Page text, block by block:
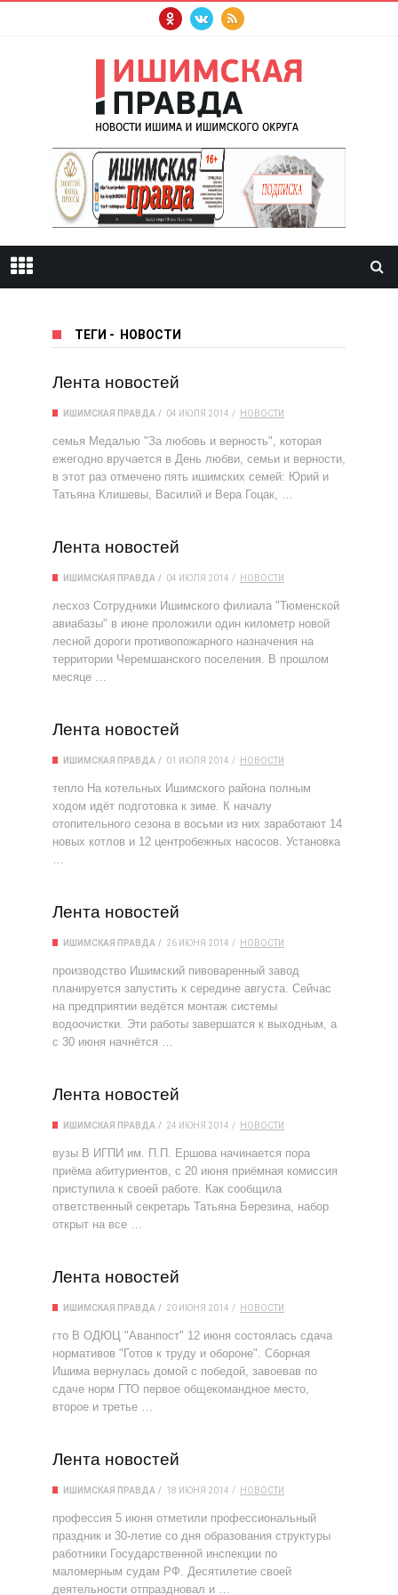
ТЕГИ - НОВОСТИ
Лента новостей
ИШИМСКАЯ ПРАВДА 04 ИЮЛЯ 2014 НОВОСТИ
семья Медалью "За любовь и верность", которая
ежегодно вручается в День любви, семьи и верности,
в этот раз отмечено пять ишимских семей: Юрий и
Татьяна Клишевы, Василий и Вера Гоцак, …
Лента новостей
ИШИМСКАЯ ПРАВДА 04 ИЮЛЯ 2014 НОВОСТИ
лесхоз Сотрудники Ишимского филиала "Тюменской
авиабазы" в июне проложили один километр новой
лесной дороги противопожарного назначения на
территории Черемшанского поселения. В прошлом
месяце …
Лента новостей
ИШИМСКАЯ ПРАВДА 01 ИЮЛЯ 2014 НОВОСТИ
тепло На котельных Ишимского района полным
ходом идёт подготовка к зиме. К началу
отопительного сезона в восьми из них заработают 14
новых котлов и 12 центробежных насосов. Установка
…
Лента новостей
ИШИМСКАЯ ПРАВДА 26 ИЮНЯ 2014 НОВОСТИ
производство Ишимский пивоваренный завод
планируется запустить к середине августа. Сейчас
на предприятии ведётся монтаж системы
водоочистки. Эти работы завершатся к выходным, а
с 30 июня начнётся …
Лента новостей
ИШИМСКАЯ ПРАВДА 24 ИЮНЯ 2014 НОВОСТИ
вузы В ИГПИ им. П.П. Ершова начинается пора
приёма абитуриентов, с 20 июня приёмная комиссия
приступила к своей работе. Как сообщила
ответственный секретарь Татьяна Березина, набор
открыт на все …
Лента новостей
ИШИМСКАЯ ПРАВДА 20 ИЮНЯ 2014 НОВОСТИ
гто В ОДЮЦ "Аванпост" 12 июня состоялась сдача
нормативов "Готов к труду и обороне". Сборная
Ишима вернулась домой с победой, завоевав по
сдаче норм ГТО первое общекомандное место,
второе и третье …
Лента новостей
ИШИМСКАЯ ПРАВДА 18 ИЮНЯ 2014 НОВОСТИ
профессия 5 июня отметили профессиональный
праздник и 30-летие со дня образования структуры
работники Государственной инспекции по
маломерным судам РФ. Десятилетие своей
деятельности отпраздновал и …